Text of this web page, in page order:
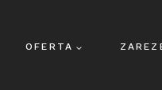
OFERTA